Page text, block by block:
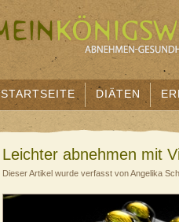
STARTSEITE DIÄTEN
Leichter abnehmen mit
Dieser Artikel wurde verfasst von Angelika